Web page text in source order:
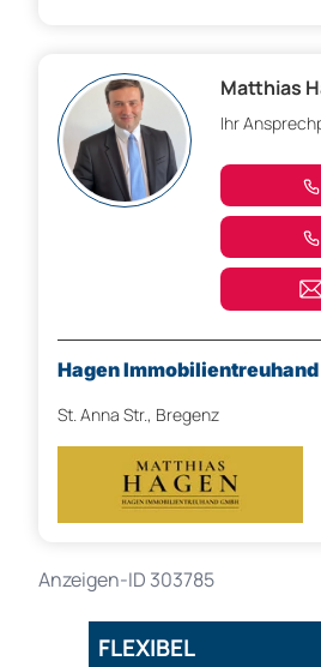
Matthias
Ihr
Hagen Immobilientreuhand
St. Anna Str., Bregenz
Anzeigen-ID 303785
FLEXIBEL